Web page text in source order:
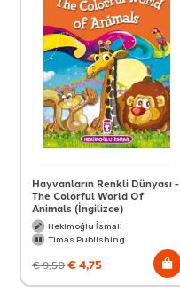
Hayvanların Renkli Dünyası -
The Colorful World Of
Animals (İngilizce)
Hekimoğlu İsmail
Timas Publishing
€9,50€4,75